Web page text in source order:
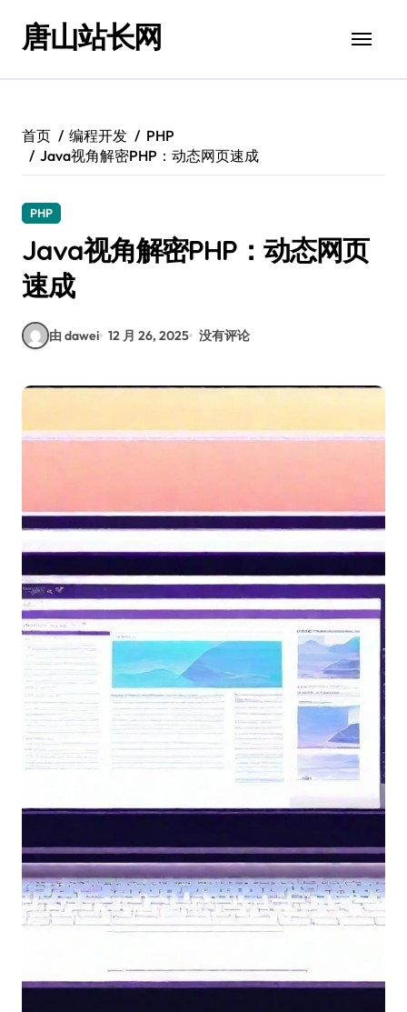
唐山站长网
首页 编程开发
PHP
Java视角解密PHP：动态网页速成
PHP
Java视角解密PHP：动态网页
速成
由 dawei 12 月 26, 2025 没有评论